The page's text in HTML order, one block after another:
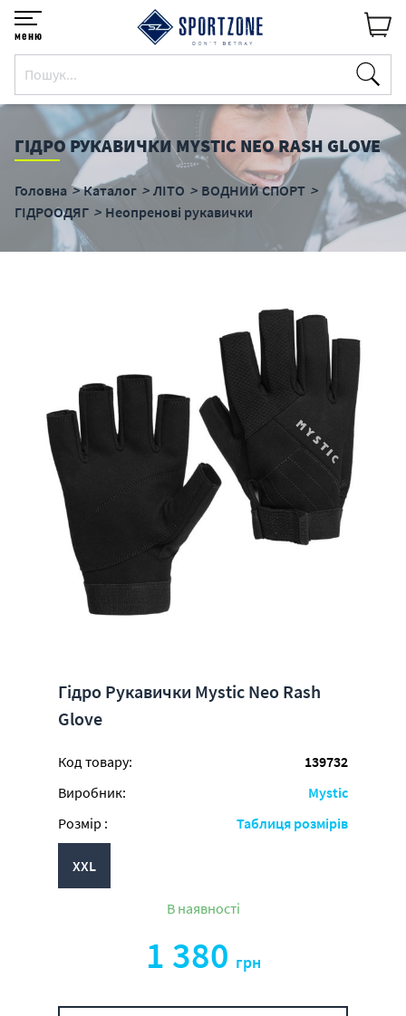
меню
ГІДРО РУКАВИЧКИ MYSTIC NEO RASH GLOVE
Головна Каталог ЛІТО
ВОДНИЙ СПОРТ
ГІДРООДЯГ
Неопренові рукавички
Гідро Рукавички Mystic Neo Rash
Glove
Код товару:
139732
Виробник:
Mystic
Розмір :
Таблиця розмірів
XXL
В наявності
1 380 грн